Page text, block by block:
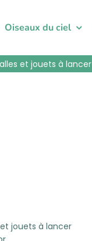
Oiseaux du ciel
et jouets à lancer
jouets à lancer